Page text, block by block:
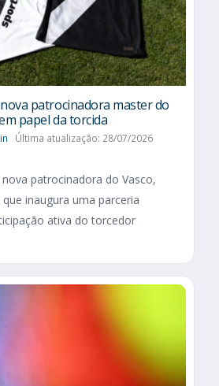
patrocinadora master do
papel da torcida
Última atualização: 28/07/2026
patrocinadora do Vasco,
inaugura uma parceria
ativa do torcedor